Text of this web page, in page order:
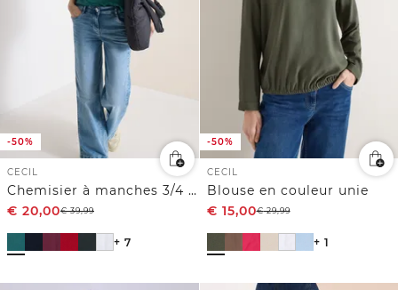
-50%
CECIL
Chemisier à manches 3/4 avec col fendu
€ 20,00€39,99
+ 7
-50%
CECIL
Blouse en couleur unie
€ 15,00€29,99
+ 1